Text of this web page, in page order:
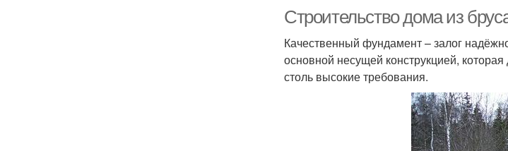
Строительство дома из
Качественный фундамент – залог
основной несущей конструкцией,
столь высокие требования.